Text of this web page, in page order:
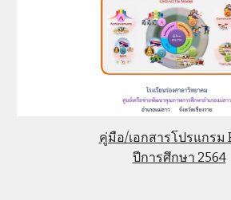
คู่มือ/เอกสารโปรแกรม
ปีการศึกษา 2564